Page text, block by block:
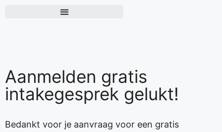
Aanmelden gratis
intakegesprek gelukt!
Bedankt voor je aanvraag voor een gratis